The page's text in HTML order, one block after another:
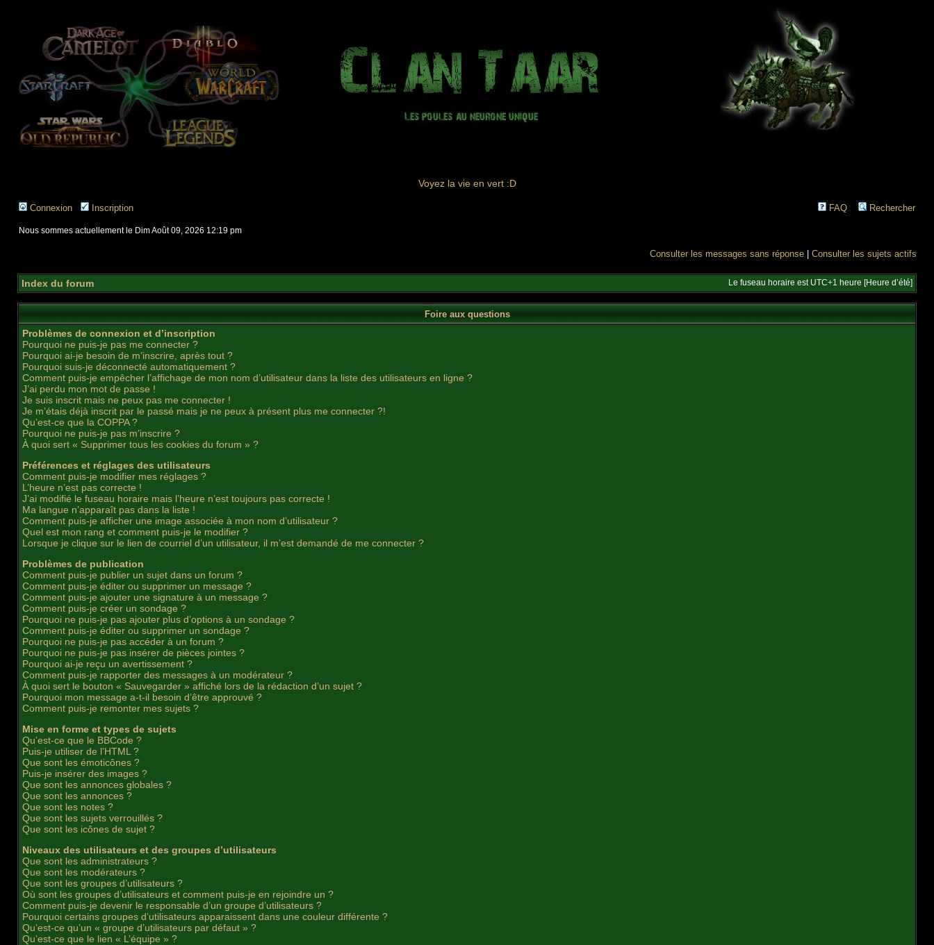
Voyez la vie en vert :D
Connexion Inscription FAQ Rechercher
Nous sommes actuellement le Dim Août 09, 2026 12:19 pm
Consulter les messages sans réponse Consulter les sujets actifs
Index du forum Le fuseau horaire est UTC+1 heure [Heure d’été]
Foire aux questions
Problèmes de connexion et d’inscription
Pourquoi ne puis-je pas me connecter ?
Pourquoi ai-je besoin de m’inscrire, après tout ?
Pourquoi suis-je déconnecté automatiquement ?
Comment puis-je empêcher l’affichage de mon nom d’utilisateur dans la liste des utilisateurs en ligne ?
J’ai perdu mon mot de passe !
Je suis inscrit mais ne peux pas me connecter !
Je m’étais déjà inscrit par le passé mais je ne peux à présent plus me connecter ?!
Qu’est-ce que la COPPA ?
Pourquoi ne puis-je pas m’inscrire ?
À quoi sert « Supprimer tous les cookies du forum » ?
Préférences et réglages des utilisateurs
Comment puis-je modifier mes réglages ?
L’heure n’est pas correcte !
J’ai modifié le fuseau horaire mais l’heure n’est toujours pas correcte !
Ma langue n’apparaît pas dans la liste !
Comment puis-je afficher une image associée à mon nom d’utilisateur ?
Quel est mon rang et comment puis-je le modifier ?
Lorsque je clique sur le lien de courriel d’un utilisateur, il m’est demandé de me connecter ?
Problèmes de publication
Comment puis-je publier un sujet dans un forum ?
Comment puis-je éditer ou supprimer un message ?
Comment puis-je ajouter une signature à un message ?
Comment puis-je créer un sondage ?
Pourquoi ne puis-je pas ajouter plus d’options à un sondage ?
Comment puis-je éditer ou supprimer un sondage ?
Pourquoi ne puis-je pas accéder à un forum ?
Pourquoi ne puis-je pas insérer de pièces jointes ?
Pourquoi ai-je reçu un avertissement ?
Comment puis-je rapporter des messages à un modérateur ?
À quoi sert le bouton « Sauvegarder » affiché lors de la rédaction d’un sujet ?
Pourquoi mon message a-t-il besoin d’être approuvé ?
Comment puis-je remonter mes sujets ?
Mise en forme et types de sujets
Qu’est-ce que le BBCode ?
Puis-je utiliser de l’HTML ?
Que sont les émoticônes ?
Puis-je insérer des images ?
Que sont les annonces globales ?
Que sont les annonces ?
Que sont les notes ?
Que sont les sujets verrouillés ?
Que sont les icônes de sujet ?
Niveaux des utilisateurs et des groupes d’utilisateurs
Que sont les administrateurs ?
Que sont les modérateurs ?
Que sont les groupes d’utilisateurs ?
Où sont les groupes d’utilisateurs et comment puis-je en rejoindre un ?
Comment puis-je devenir le responsable d’un groupe d’utilisateurs ?
Pourquoi certains groupes d’utilisateurs apparaissent dans une couleur différente ?
Qu’est-ce qu’un « groupe d’utilisateurs par défaut » ?
Qu’est-ce que le lien « L’équipe » ?